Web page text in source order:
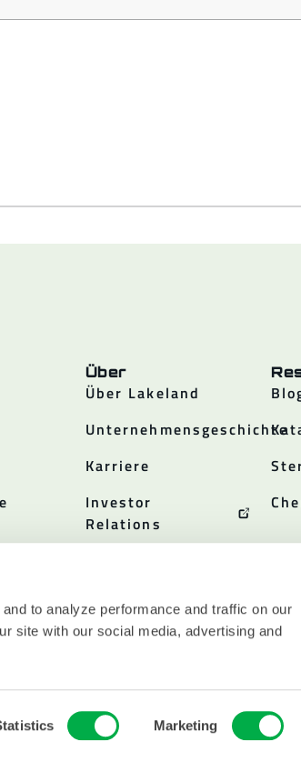
to analyze performance and traffic on our
site with our social media, advertising and
Marketing
Über
Über Lakeland
Unternehmensgeschichte
Karriere
Investor
Relations
LAKELAND INDUSTRIES, INC. WIRD